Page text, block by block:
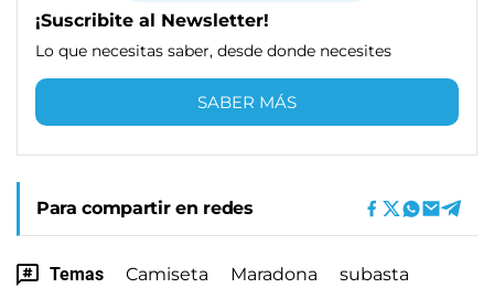
¡Suscribite al Newsletter!
Lo que necesitas saber, desde donde necesites
SABER MÁS
Para compartir en redes
Temas Camiseta Maradona subasta